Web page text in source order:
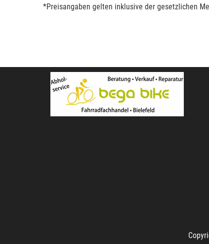
*Preisangaben gelten inklusive der gesetzlichen